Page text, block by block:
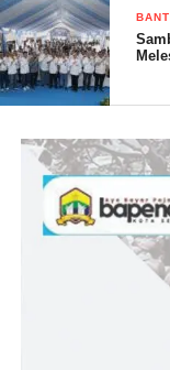
Post Views: 33